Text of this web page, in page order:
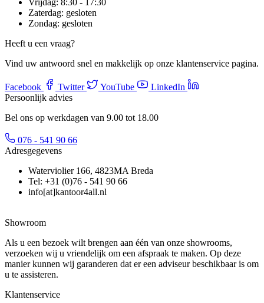
Vrijdag: 8:30 - 17:30
Zaterdag: gesloten
Zondag: gesloten
Heeft u een vraag?
Vind uw antwoord snel en makkelijk op onze klantenservice pagina.
Facebook Twitter YouTube
LinkedIn
Persoonlijk advies
Bel ons op werkdagen van 9.00 tot 18.00
076 - 541 90 66
Adresgegevens
Waterviolier 166, 4823MA Breda
Tel: +31 (0)76 - 541 90 66
info[at]kantoor4all.nl
Showroom
Als u een bezoek wilt brengen aan één van onze showrooms,
verzoeken wij u vriendelijk om een afspraak te maken. Op deze
manier kunnen wij garanderen dat er een adviseur beschikbaar is om
u te assisteren.
Klantenservice